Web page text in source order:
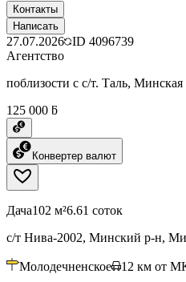
Контакты
Написать
27.07.2026 ID 4096739
Агентство
поблизости с с/т. Таль, Минская
125 000 ƃ
Конвертер валют
Дача102 м²6.61 соток
с/т Нива-2002, Минский р-н,
Молодечненское 12 км от